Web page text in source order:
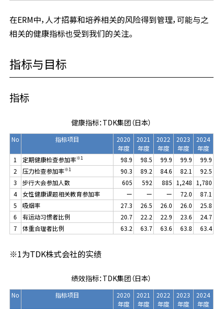
在ERM中，人才招募和培养相关的风险得到管理，可能与之
相关的健康指标也受到我们的关注。
指标与目标
指标
健康指标：TDK集团（日本）
No 指标项目
2020
年度
2021
年度
2022
年度
2023
年度
2024
年度
1
定期健康检查参加率※1 98.9 98.5 99.9 99.9
99.9
2
压力检查参加率※1 90.3 89.2 84.6 82.1
92.5
3
步行大会参加人数 605 592 885 1,248 1,780
4
女性健康课题相关教育参加率 ー ー ー 72.0
87.1
5
吸烟率 27.3 26.5 26.0 26.0
25.8
6
有运动习惯者比例 20.7 22.2 22.9 23.6
24.7
7
体重合理者比例 63.2 63.7 63.6 63.8 63.4
※1为TDK株式会社的实绩
绩效指标：TDK集团（日本）
No 指标项目
2020
年度
2021
年度
2022
年度
2023
年度
2024
年度